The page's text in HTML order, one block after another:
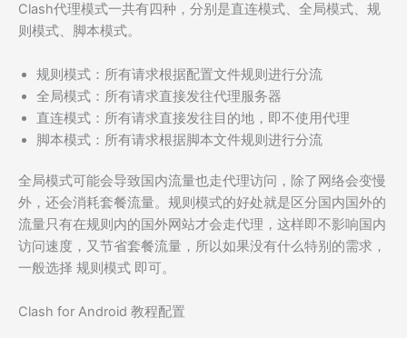
Clash代理模式一共有四种，分别是直连模式、全局模式、规
则模式、脚本模式。
规则模式：所有请求根据配置文件规则进行分流
全局模式：所有请求直接发往代理服务器
直连模式：所有请求直接发往目的地，即不使用代理
脚本模式：所有请求根据脚本文件规则进行分流
全局模式可能会导致国内流量也走代理访问，除了网络会变慢
外，还会消耗套餐流量。规则模式的好处就是区分国内国外的
流量只有在规则内的国外网站才会走代理，这样即不影响国内
访问速度，又节省套餐流量，所以如果没有什么特别的需求，
一般选择 规则模式 即可。
Clash for Android 教程配置